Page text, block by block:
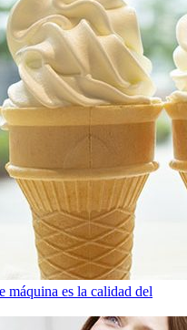
máquina es la calidad del